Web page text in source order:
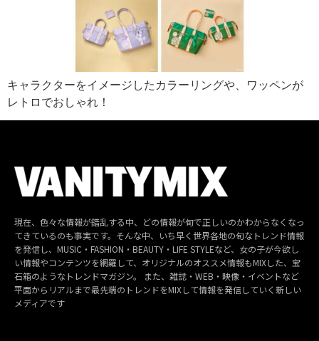
キャラクターをイメージしたカラーリングや、ワッペンが
レトロでおしゃれ！
現在、色々な情報が錯乱する中、どの情報が旬で正しいのかわからなくなっ
てきているのも事実です。そんな中、いち早く世界各地の旬なトレンド情報
を発信し、MUSIC・FASHION・BEAUTY・LIFE STYLEなど、女の子が今欲し
い情報やコンテンツを網羅して、オリジナルのオススメ情報もMIXした、宝
石箱のようなトレンドマガジン。 また、雑誌・WEB・映像・イベントなど
平面からリアルまで最先端のトレンドをMIXして情報を発信していく新しい
メディアです